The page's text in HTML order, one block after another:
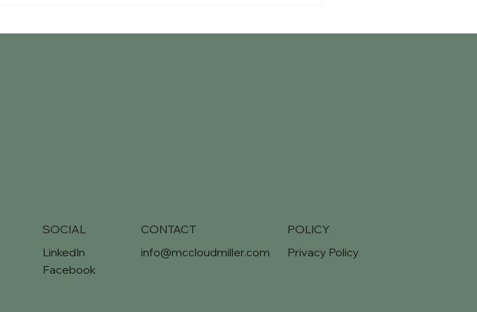
SOCIAL
LinkedIn
Facebook
CONTACT
info@mccloudmiller.com
POLICY
Privacy Policy